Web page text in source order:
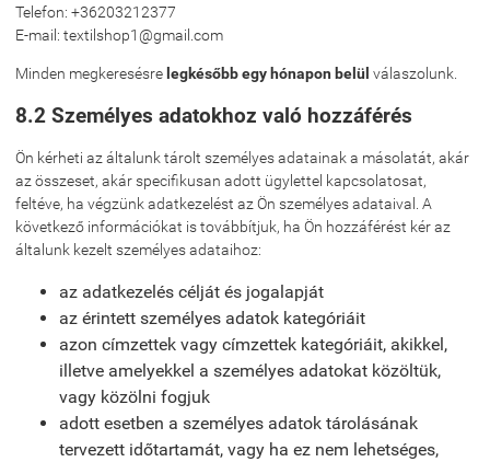
Telefon: +36203212377
E-mail: textilshop1@gmail.com
Minden megkeresésre legkésőbb egy hónapon belül válaszolunk.
8.2 Személyes adatokhoz való hozzáférés
Ön kérheti az általunk tárolt személyes adatainak a másolatát, akár
az összeset, akár specifikusan adott ügylettel kapcsolatosat,
feltéve, ha végzünk adatkezelést az Ön személyes adataival. A
következő információkat is továbbítjuk, ha Ön hozzáférést kér az
általunk kezelt személyes adataihoz:
az adatkezelés célját és jogalapját
az érintett személyes adatok kategóriáit
azon címzettek vagy címzettek kategóriáit, akikkel,
illetve amelyekkel a személyes adatokat közöltük,
vagy közölni fogjuk
adott esetben a személyes adatok tárolásának
tervezett időtartamát, vagy ha ez nem lehetséges,